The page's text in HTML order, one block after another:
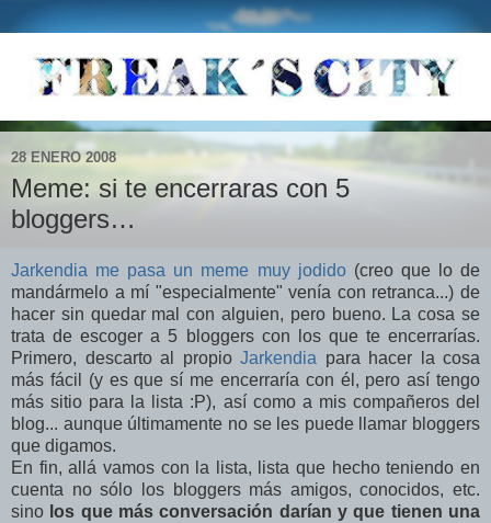
28 ENERO 2008
Meme: si te encerraras con 5
bloggers…
Jarkendia me pasa un meme muy jodido(creo que lo de
mandármelo a mí "especialmente" venía con retranca...) de
hacer sin quedar mal con alguien, pero bueno. La cosa se
trata de escoger a 5 bloggers con los que te encerrarías.
Primero, descarto al propio Jarkendia para hacer la cosa
más fácil (y es que sí me encerraría con él, pero así tengo
más sitio para la lista :P), así como a mis compañeros del
blog... aunque últimamente no se les puede llamar bloggers
que digamos.
En fin, allá vamos con la lista, lista que hecho teniendo en
cuenta no sólo los bloggers más amigos, conocidos, etc.
sino los que más conversación darían y que tienen una